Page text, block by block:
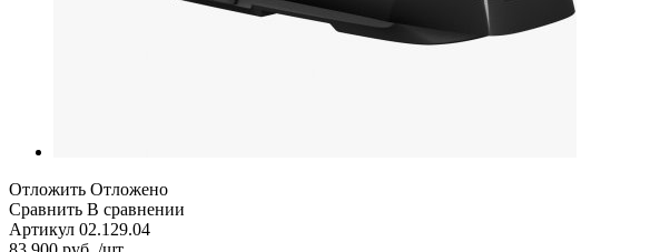
Отложить Отложено
Сравнить В сравнении
Артикул 02.129.04